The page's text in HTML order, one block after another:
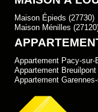
Maison Épieds (27730)
Maison Ménilles
Appartement Pacy-sur-
Appartement Breuilpont
Appartement